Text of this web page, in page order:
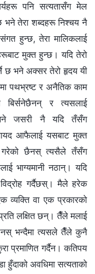
पनि सत्यतासँग मेल
भने तेरा शब्दहरू निश्‍चय नै
हुन्छ, तेरा मालिकलाई
मुक्त हुन्छ। यदि तेरो
छ भने अक्सर तेरो हृदय यी
पथभ्रष्ट र अनैतिक काम
र त्यसलाई
जसरी नै यदि तँसँग
आफैलाई यसबाट मुक्त
गरेको छैनस् त्यसैले तँसँग
भाग्यमानी नठान्। यदि
गर्दैछस्। मैले हरेक
वा एक प्रकारको
लक्षित छन्। तैँले मलाई
भन्दैमा त्यसले तैँले कुनै
प्रमाणित गर्दैन। कतिपय
हुँदाको अवधिमा सत्यताको